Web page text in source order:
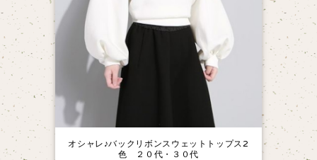
オシャレ♪バックリボンスウェットトップス2
色 ２０代・３０代